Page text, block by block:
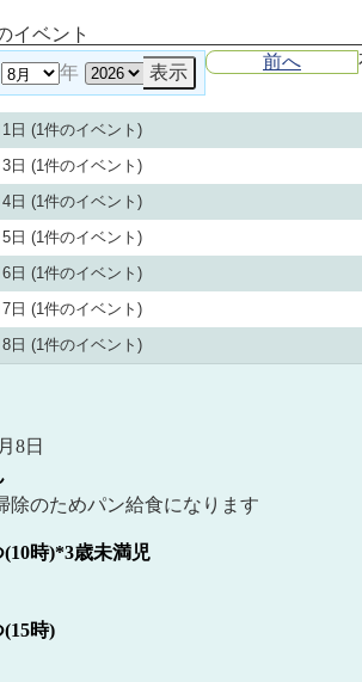
イベント
年
前へ
日 (1件のイベント)
日 (1件のイベント)
日 (1件のイベント)
日 (1件のイベント)
日 (1件のイベント)
日 (1件のイベント)
日 (1件のイベント)
8日
除のためパン給食になります
時)*3歳未満児
時)